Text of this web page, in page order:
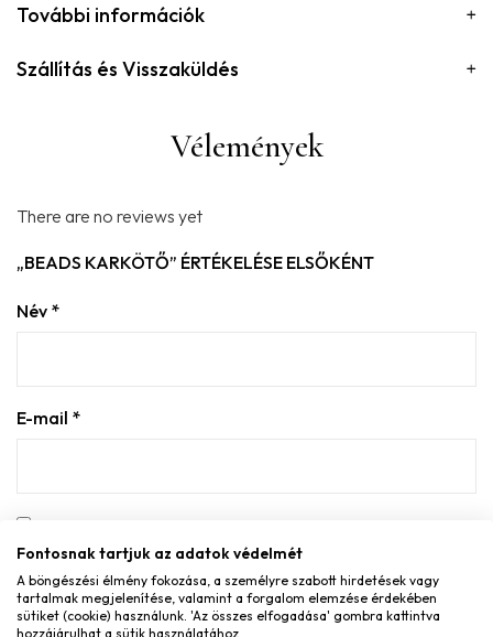
További információk
Szállítás és Visszaküldés
Vélemények
There are no reviews yet
„BEADS KARKÖTŐ” ÉRTÉKELÉSE ELSŐKÉNT
Név *
E-mail *
A nevem, e-mail címem, és weboldalcímem mentése a
böngészőben a következő hozzászólásomhoz.
A te értékelésed
Fontosnak tartjuk az adatok védelmét
A böngészési élmény fokozása, a személyre szabott hirdetések vagy
tartalmak megjelenítése, valamint a forgalom elemzése érdekében
sütiket (cookie) használunk. 'Az összes elfogadása' gombra kattintva
hozzájárulhat a sütik használatához.